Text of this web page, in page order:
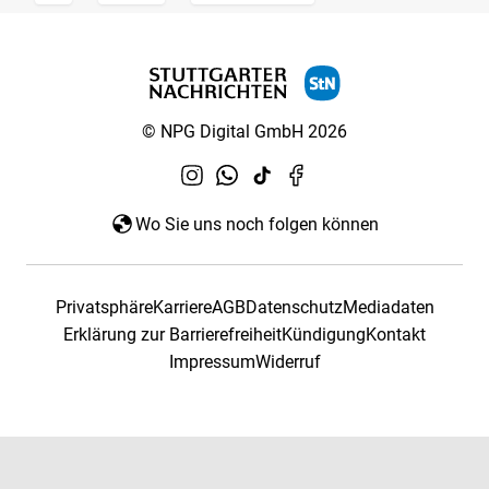
© NPG Digital GmbH 2026
Wo Sie uns noch folgen können
PrivatsphäreKarriereAGBDatenschutzMediadaten
Erklärung zur BarrierefreiheitKündigungKontakt
ImpressumWiderruf